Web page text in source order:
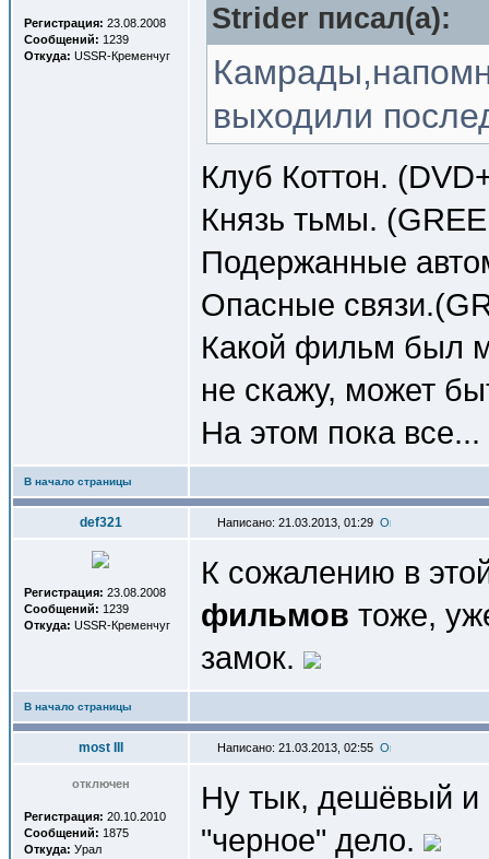
Регистрация: 23.08.2008
Сообщений: 1239
Откуда: USSR-Кременчуг
Strider писал(a):
выходили
Клуб Коттон.
Князь тьмы.
Подержанные
Опасные
Какой фильм был
не скажу, может
На этом пока все...
В начало страницы
def321 Написано: 21.03.2013, 01:29
Регистрация: 23.08.2008
Сообщений: 1239
Откуда: USSR-Кременчуг
К сожалению в
фильмов тоже,
замок.
В начало страницы
most III Написано: 21.03.2013, 02:55
отключен
Регистрация: 20.10.2010
Сообщений: 1875
Откуда: Урал
Ну тык, дешёвый и
"черное" дело.